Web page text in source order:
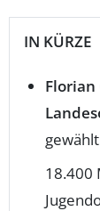
IN KÜRZE
18.400